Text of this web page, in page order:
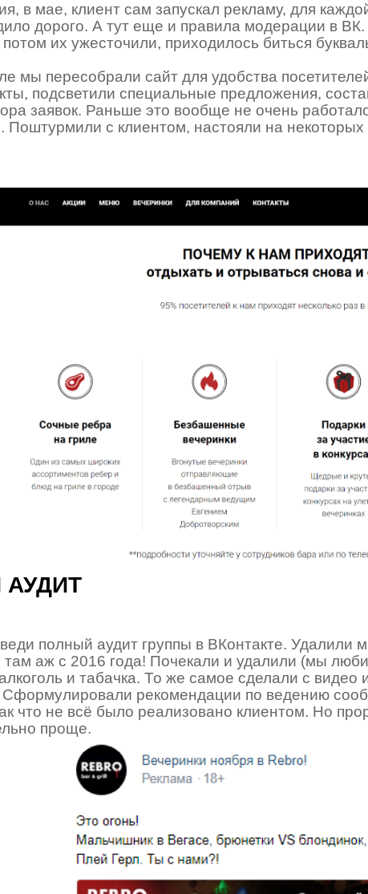
в мае, клиент сам запускал рекламу, для
дорого. А тут еще и правила модерации в
их ужесточили, приходилось биться
мы пересобрали сайт для удобства
подсветили специальные предложения,
заявок. Раньше это вообще не очень
Поштурмили с клиентом, настояли на
полный аудит группы в ВКонтакте. Удалили
аж с 2016 года! Почекали и удалили (мы
и табачка. То же самое сделали с
Сформулировали рекомендации по ведению
что не всё было реализовано клиентом. Но
проще.